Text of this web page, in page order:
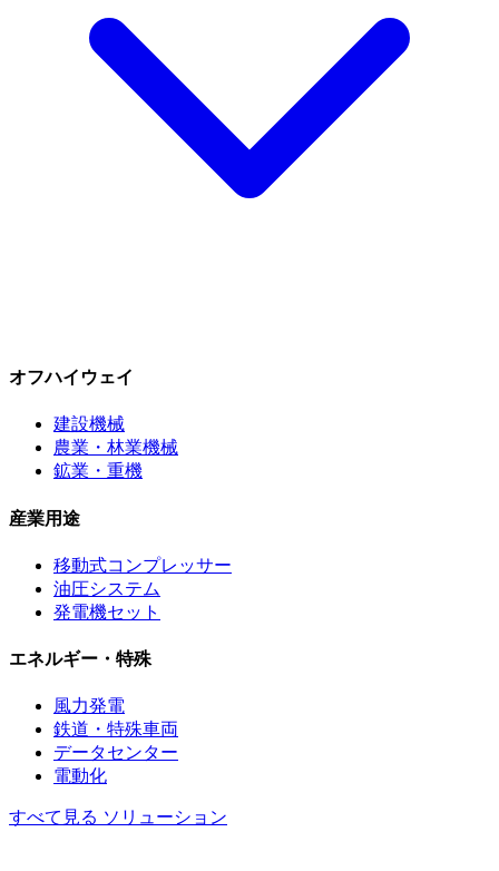
オフハイウェイ
建設機械
農業・林業機械
鉱業・重機
産業用途
移動式コンプレッサー
油圧システム
発電機セット
エネルギー・特殊
風力発電
鉄道・特殊車両
データセンター
電動化
すべて見る ソリューション